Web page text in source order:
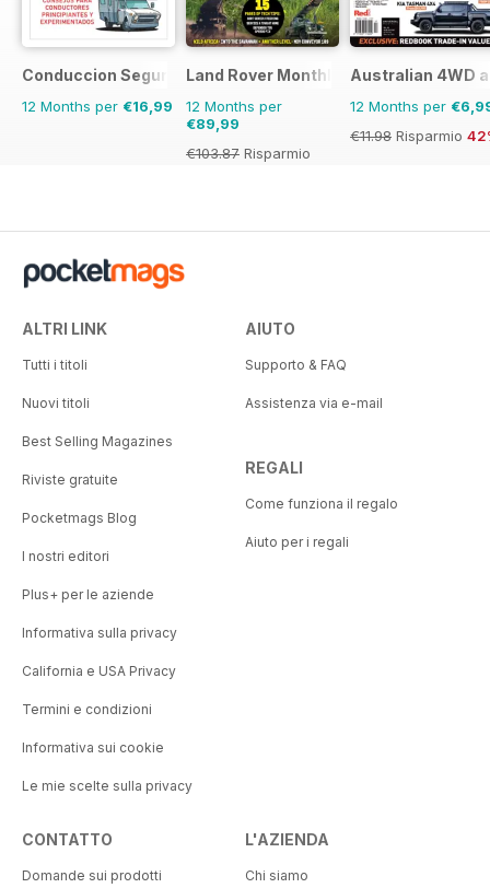
Conduccion Segura
12 Months per €16,99
Land Rover Monthly
12 Months per
€89,99
€103.87 Risparmio
Australian 4WD
12 Months per
€11.98 Risparmio
ALTRI LINK
Tutti i titoli
Nuovi titoli
Best Selling Magazines
Riviste gratuite
Pocketmags Blog
I nostri editori
Plus+ per le aziende
Informativa sulla privacy
California e USA Privacy
Termini e condizioni
Informativa sui cookie
Le mie scelte sulla privacy
AIUTO
Supporto & FAQ
Assistenza via e-mail
REGALI
Come funziona il regalo
Aiuto per i regali
CONTATTO
Domande sui prodotti
L'AZIENDA
Chi siamo